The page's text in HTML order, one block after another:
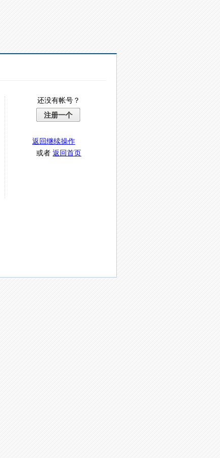
还没有帐号？
注册一个
返回继续操作
或者返回首页